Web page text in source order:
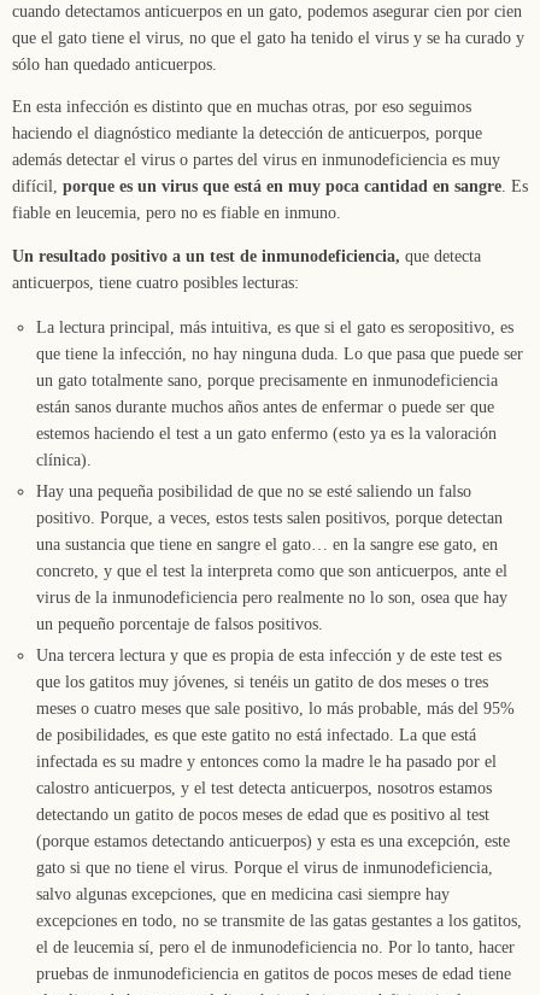
cuando detectamos anticuerpos en un gato, podemos asegurar cien por cien
que el gato tiene el virus, no que el gato ha tenido el virus y se ha curado y
sólo han quedado anticuerpos.
En esta infección es distinto que en muchas otras, por eso seguimos
haciendo el diagnóstico mediante la detección de anticuerpos, porque
además detectar el virus o partes del virus en inmunodeficiencia es muy
difícil, porque es un virus que está en muy poca cantidad en sangre. Es
fiable en leucemia, pero no es fiable en inmuno.
Un resultado positivo a un test de inmunodeficiencia, que detecta
anticuerpos, tiene cuatro posibles lecturas:
La lectura principal, más intuitiva, es que si el gato es seropositivo, es
que tiene la infección, no hay ninguna duda. Lo que pasa que puede ser
un gato totalmente sano, porque precisamente en inmunodeficiencia
están sanos durante muchos años antes de enfermar o puede ser que
estemos haciendo el test a un gato enfermo (esto ya es la valoración
clínica).
Hay una pequeña posibilidad de que no se esté saliendo un falso
positivo. Porque, a veces, estos tests salen positivos, porque detectan
una sustancia que tiene en sangre el gato… en la sangre ese gato, en
concreto, y que el test la interpreta como que son anticuerpos, ante el
virus de la inmunodeficiencia pero realmente no lo son, osea que hay
un pequeño porcentaje de falsos positivos.
Una tercera lectura y que es propia de esta infección y de este test es
que los gatitos muy jóvenes, si tenéis un gatito de dos meses o tres
meses o cuatro meses que sale positivo, lo más probable, más del 95%
de posibilidades, es que este gatito no está infectado. La que está
infectada es su madre y entonces como la madre le ha pasado por el
calostro anticuerpos, y el test detecta anticuerpos, nosotros estamos
detectando un gatito de pocos meses de edad que es positivo al test
(porque estamos detectando anticuerpos) y esta es una excepción, este
gato si que no tiene el virus. Porque el virus de inmunodeficiencia,
salvo algunas excepciones, que en medicina casi siempre hay
excepciones en todo, no se transmite de las gatas gestantes a los gatitos,
el de leucemia sí, pero el de inmunodeficiencia no. Por lo tanto, hacer
pruebas de inmunodeficiencia en gatitos de pocos meses de edad tiene